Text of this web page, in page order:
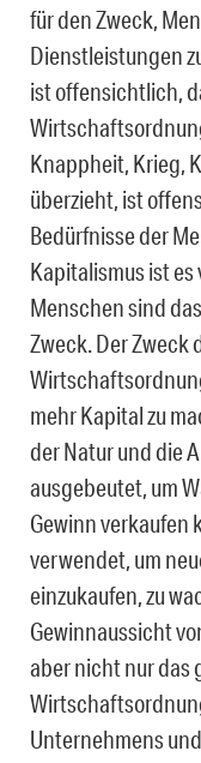
für den Zweck,
Dienstleistungen
ist offensichtlich,
Knappheit, Krieg,
überzieht, ist
Bedürfnisse der
Kapitalismus ist
Menschen sind
Zweck. Der
mehr Kapital zu
der Natur und die
ausgebeutet, um
Gewinn verkaufen
verwendet, um
einzukaufen, zu
Gewinnaussicht
aber nicht nur das
Unternehmens